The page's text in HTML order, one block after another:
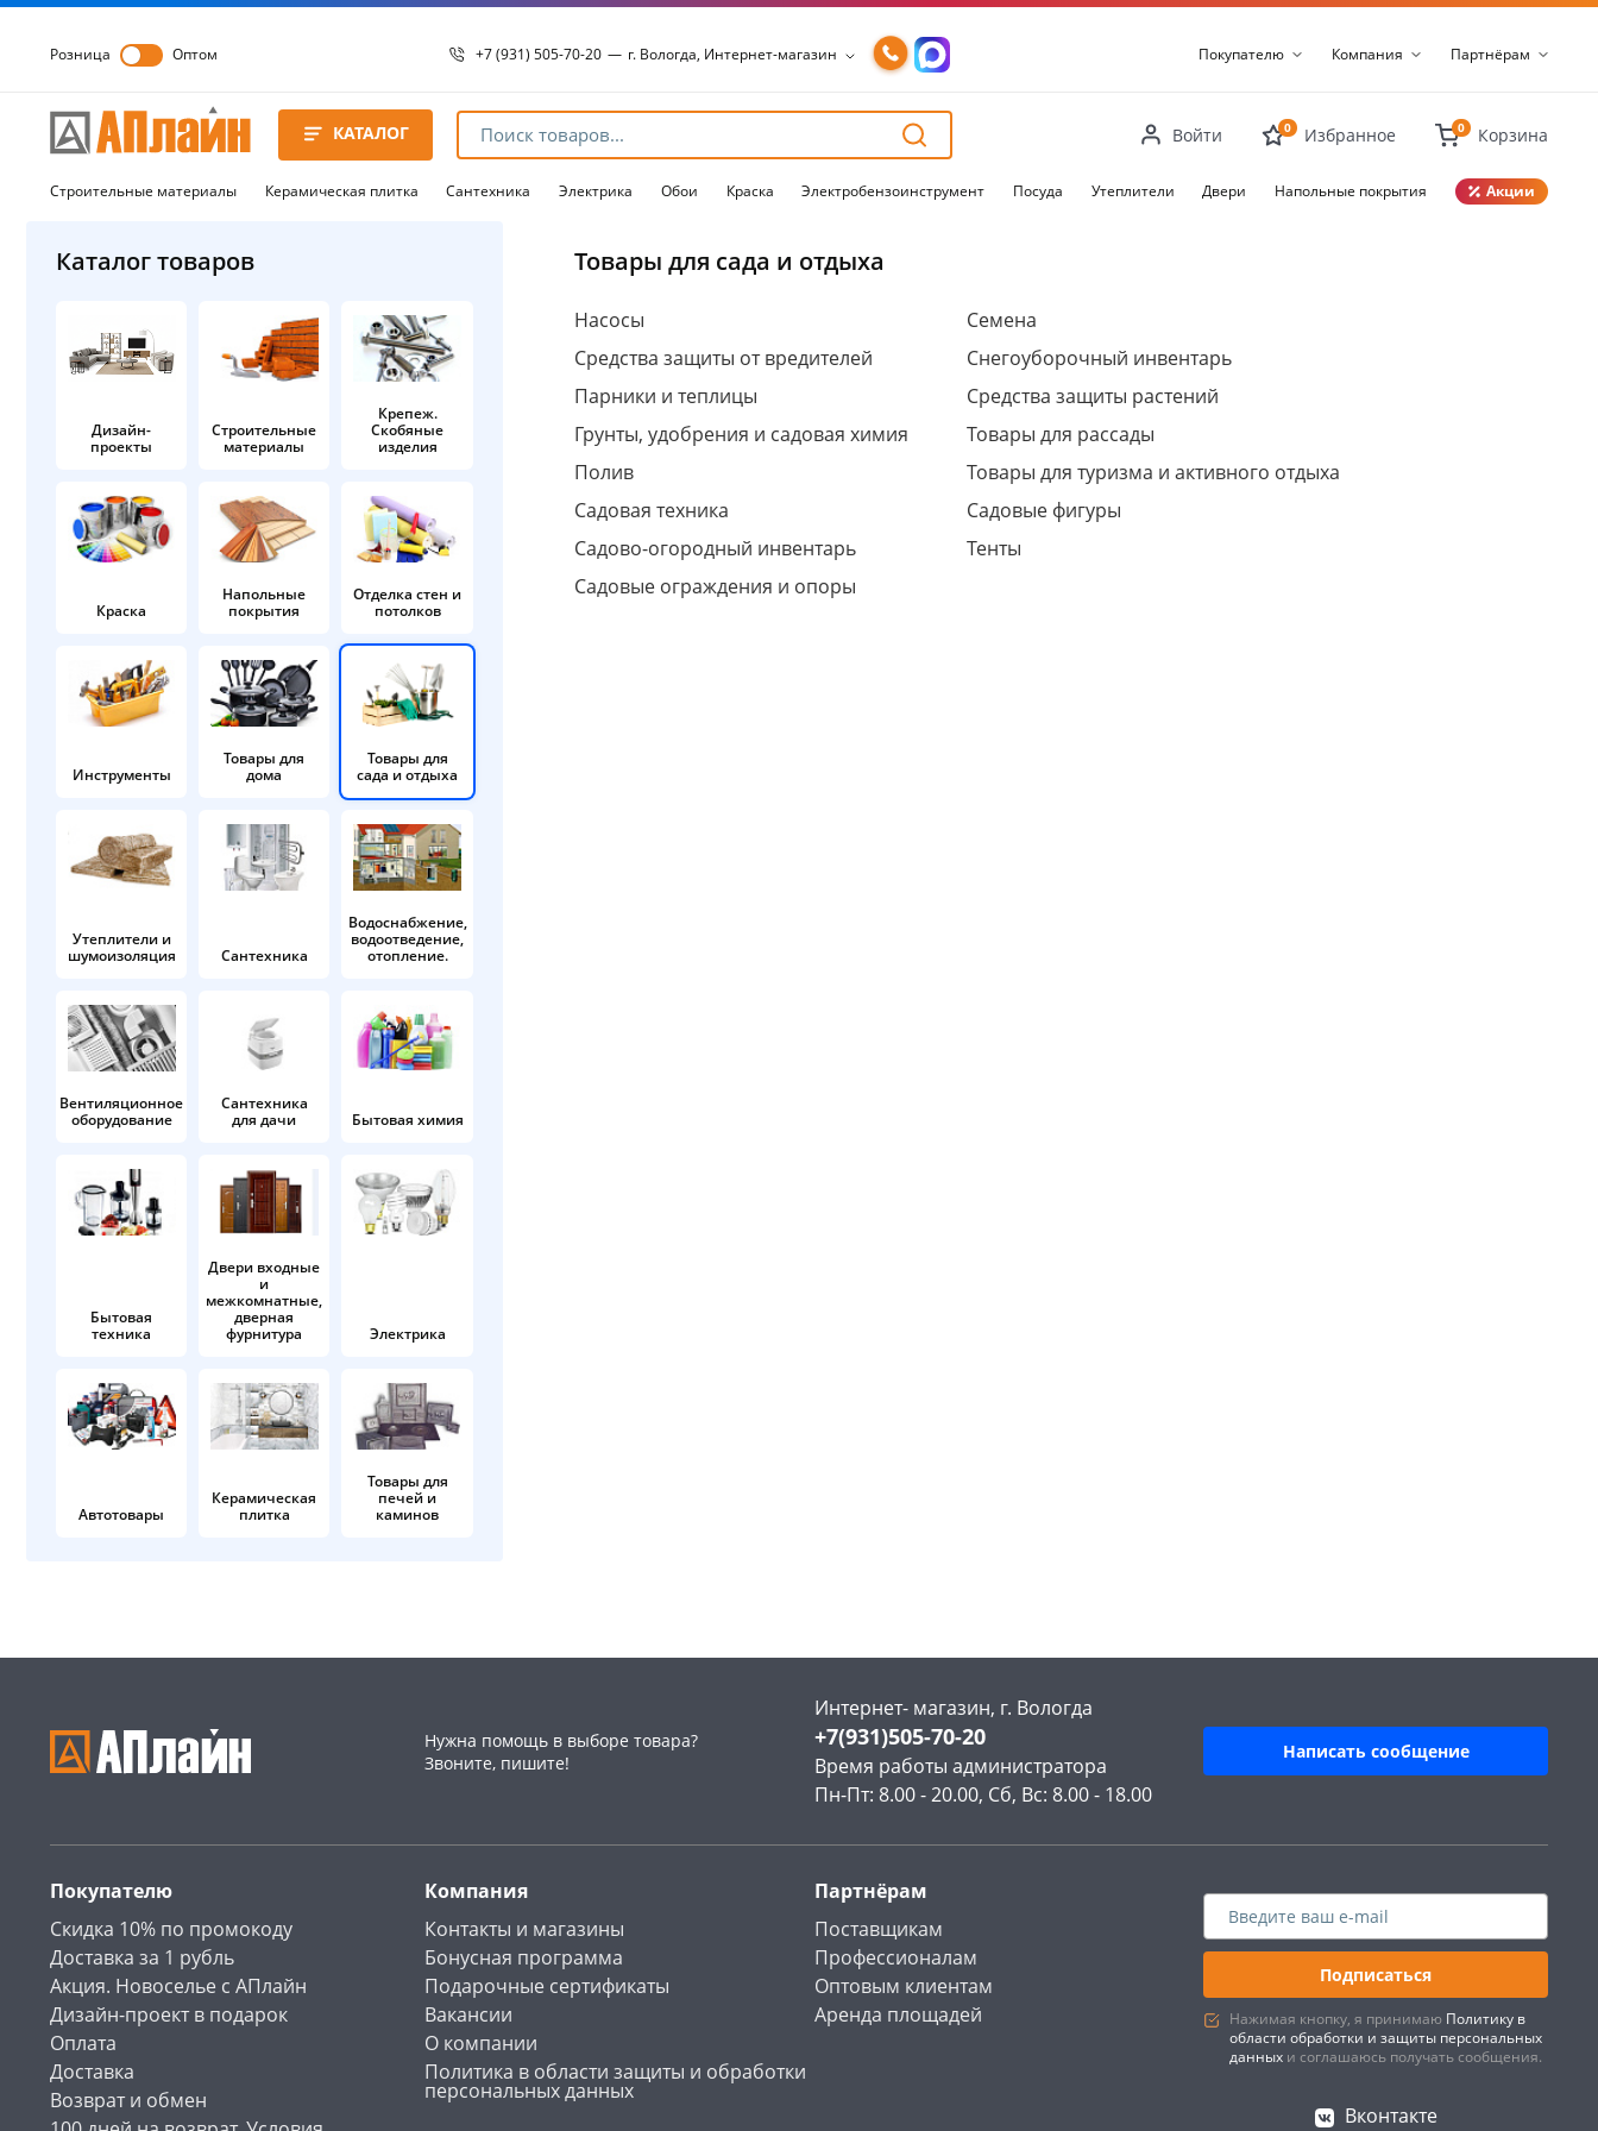
Розница Оптом +7 (931) 505-70-20 — г. Вологда, Интернет-магазин
8 8172 54-15-98
8 8172 54-15-96
г. Вологда, Пошехонское ш., 18
Покупателю Компания Партнёрам
КАТАЛОГ Войти 0 Избранное 0 Корзина
Строительные материалы Керамическая плитка Сантехника Электрика Обои Краска Электробензоинструмент Посуда Утеплители Двери Напольные покрытия Акции
Каталог товаров
Дизайн-
проекты
Строительные
материалы
Крепеж.
Скобяные
изделия
Краска
Напольные
покрытия
Отделка стен и
потолков
Инструменты
Товары для
дома
Товары для
сада и отдыха
Утеплители и
шумоизоляция
Сантехника
Водоснабжение,
водоотведение,
отопление.
Вентиляционное
оборудование
Сантехника
для дачи
Бытовая химия
Бытовая
техника
Двери входные
и
межкомнатные,
дверная
фурнитура
Электрика
Автотовары
Керамическая
плитка
Товары для
печей и
каминов
Товары для сада и отдыха
Насосы
Средства защиты от вредителей
Парники и теплицы
Грунты, удобрения и садовая химия
Полив
Садовая техника
Садово-огородный инвентарь
Садовые ограждения и опоры
Семена
Снегоуборочный инвентарь
Средства защиты растений
Товары для рассады
Товары для туризма и активного отдыха
Садовые фигуры
Тенты
Нужна помощь в выборе товара?
Звоните, пишите!
Интернет- магазин, г. Вологда
+7(931)505-70-20
Время работы администратора
Пн-Пт: 8.00 - 20.00, Сб, Вс: 8.00 - 18.00
Написать сообщение
Покупателю
Скидка 10% по промокоду
Доставка за 1 рубль
Акция. Новоселье с АПлайн
Дизайн-проект в подарок
Оплата
Доставка
Возврат и обмен
Компания
Контакты и магазины
Бонусная программа
Подарочные сертификаты
Вакансии
О компании
Политика в области защиты и обработки
персональных данных
Партнёрам
Поставщикам
Профессионалам
Оптовым клиентам
Аренда площадей
Подписаться
Нажимая кнопку, я принимаю Политику в
области обработки и защиты персональных
данных и соглашаюсь получать сообщения.
Вконтакте
Для клиентов всех банков
Разбейтеоплату
на части
без переплат
График платежей
Сегодня
раз в 2 недели